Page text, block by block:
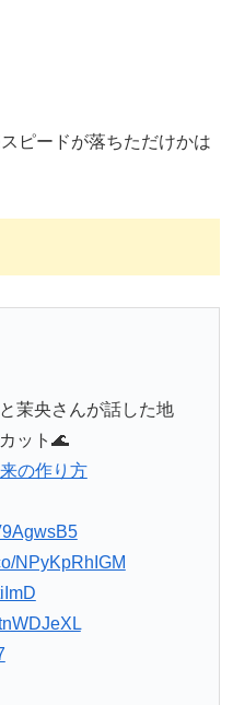
ピードが落ちただけかは
茉央さんが話した地
ット🌊
の作り方
NPyKpRhIGM